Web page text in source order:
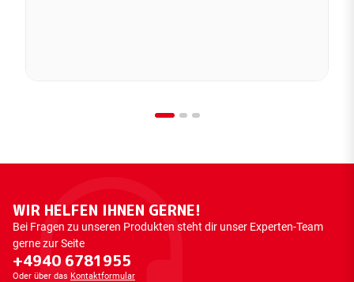
WIR HELFEN IHNEN GERNE!
Bei Fragen zu unseren Produkten steht dir unser Experten-Team
gerne zur Seite
+4940 6781955
Oder über das Kontaktformular